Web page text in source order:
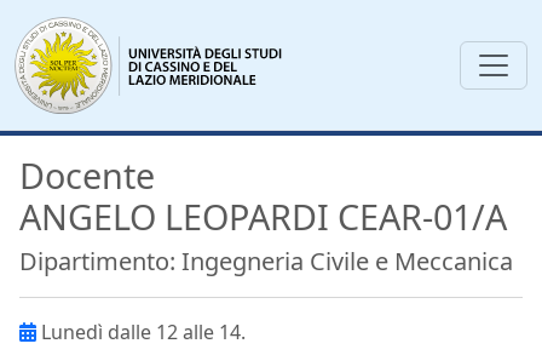
Docente
ANGELO LEOPARDI CEAR-01/A
Dipartimento: Ingegneria Civile e Meccanica
Lunedì dalle 12 alle 14.